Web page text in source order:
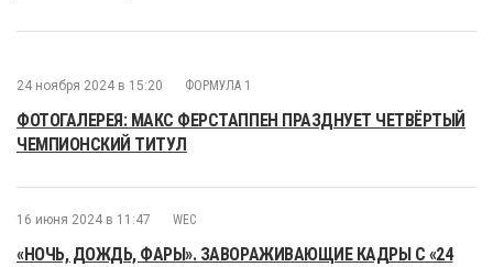
24 ноября 2024 в 15:20 ФОРМУЛА 1
ФОТОГАЛЕРЕЯ: МАКС ФЕРСТАППЕН ПРАЗДНУЕТ ЧЕТВЁРТЫЙ
ЧЕМПИОНСКИЙ ТИТУЛ
16 июня 2024 в 11:47 WEC
«НОЧЬ, ДОЖДЬ, ФАРЫ». ЗАВОРАЖИВАЮЩИЕ КАДРЫ С «24